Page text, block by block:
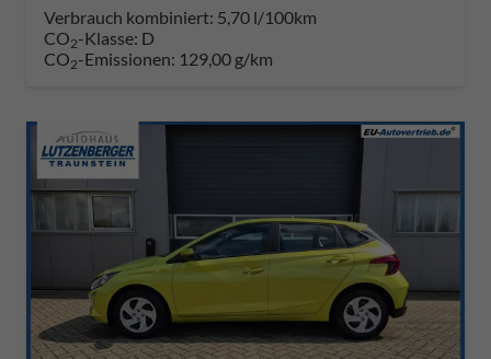
Verbrauch kombiniert: 5,70 l/100km
CO2-Klasse: D
CO2-Emissionen: 129,00 g/km